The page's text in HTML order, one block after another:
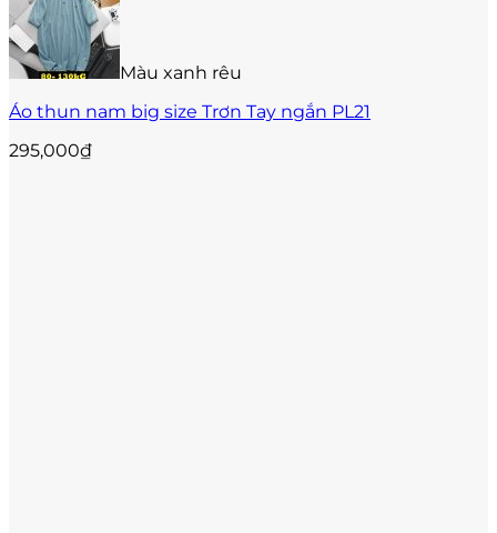
Màu xanh rêu
Áo thun nam big size Trơn Tay ngắn PL21
295,000₫